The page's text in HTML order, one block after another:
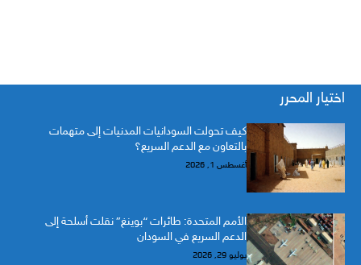
اختيار المحرر
كيف تحولت السودانيات المدنيات إلى متهمات
بالتعاون مع الدعم السريع؟
أغسطس 1, 2026
الأمم المتحدة: طائرات “بوينغ” نقلت أسلحة إلى
الدعم السريع في السودان
يوليو 29, 2026